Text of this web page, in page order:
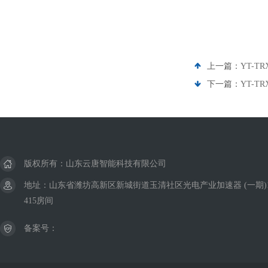
上一篇： YT-
下一篇： YT-
版权所有：山东云唐智能科技有限公司
地址：山东省潍坊高新区新城街道玉清社区光电产业加速器 (一期
415房间
备案号：